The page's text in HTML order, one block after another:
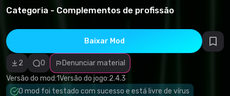
Categoria - Complementos de profissão
Baixar Mod
2 0
Denunciar material
Versão do mod:1Versão do jogo:2.4.3
O mod foi testado com sucesso e está livre de vírus
incorreta
Software
malicioso/vírus
Conteúdo não
funcional